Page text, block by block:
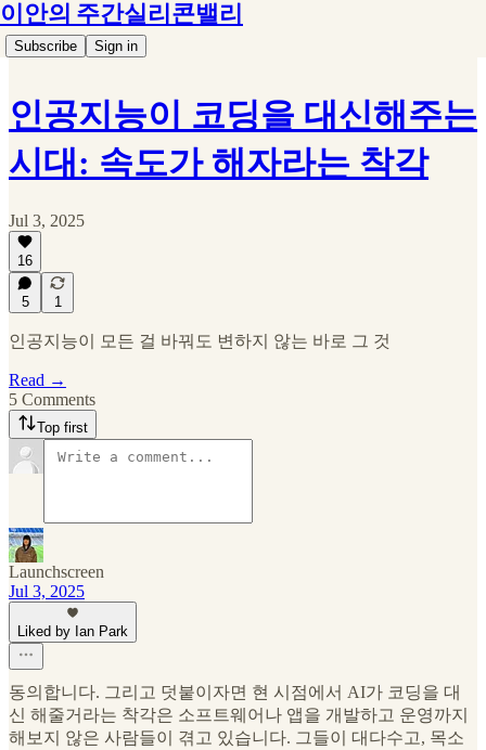
이안의 주간실리콘밸리
Subscribe Sign in
인공지능이 코딩을 대신해주는
시대: 속도가 해자라는 착각
Jul 3, 2025
16
5 1
인공지능이 모든 걸 바꿔도 변하지 않는 바로 그 것
Read →
5 Comments
Top first
Launchscreen
Jul 3, 2025
Liked by Ian Park
동의합니다. 그리고 덧붙이자면 현 시점에서 AI가 코딩을 대
신 해줄거라는 착각은 소프트웨어나 앱을 개발하고 운영까지
해보지 않은 사람들이 겪고 있습니다. 그들이 대다수고, 목소